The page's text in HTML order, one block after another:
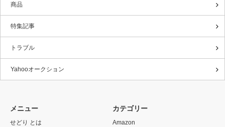
商品
特集記事
トラブル
Yahooオークション
メニュー
せどり とは
カテゴリー
Amazon